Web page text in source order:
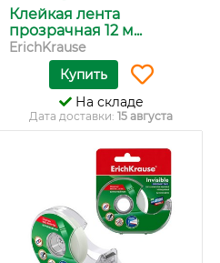
Клейкая лента
прозрачная 12 м...
ErichKrause
Купить
На складе
Дата доставки: 15 августа